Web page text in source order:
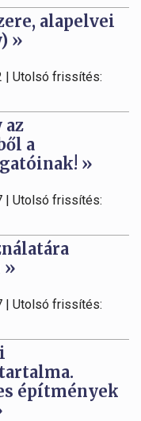
alapelvei
»
| Utolsó frissítés:
az
a
»
| Utolsó frissítés:
»
| Utolsó frissítés:
építmények